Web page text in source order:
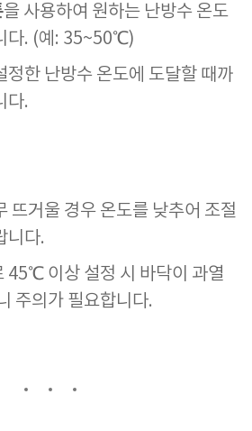
을 사용하여 원하는 난방수 온도
다. (예: 35~50℃)
정한 난방수 온도에 도달할 때까
다.
뜨거울 경우 온도를 낮추어 조절
니다.
45℃ 이상 설정 시 바닥이 과열
주의가 필요합니다.